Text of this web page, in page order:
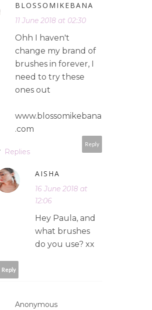
BLOSSOMIKEBANA
11 June 2018 at 02:30
Ohh I haven't
change my brand of
brushes in forever, I
need to try these
ones out
www.blossomikebana
.com
Reply
Replies
AISHA
16 June 2018 at
12:06
Hey Paula, and
what brushes
do you use? xx
Reply
Anonymous